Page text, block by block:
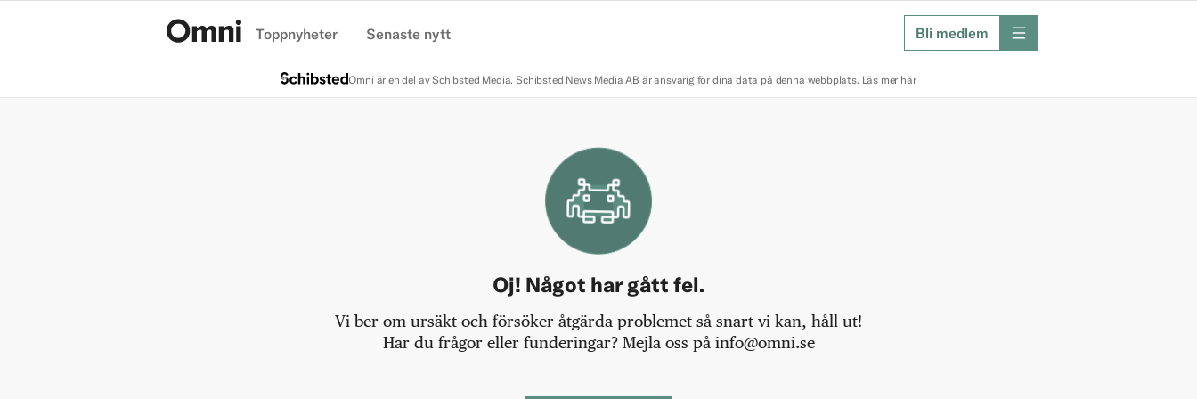
Toppnyheter Senaste nytt Bli medlem meny
Omni är en del av Schibsted Media. Schibsted News Media AB är ansvarig för dina data på denna webbplats. Läs mer här
Oj! Något har gått fel.
Vi ber om ursäkt och försöker åtgärda problemet så snart vi kan, håll ut!
Har du frågor eller funderingar? Mejla oss på info@omni.se